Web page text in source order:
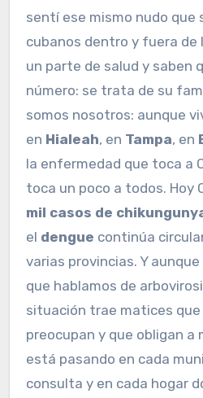
sentí ese mismo nudo que
cubanos dentro y fuera de
un parte de salud y saben
número: se trata de su
somos nosotros: aunque
en Hialeah, en Tampa, en
la enfermedad que toca a
toca un poco a todos. Hoy
mil casos de
el dengue continúa
varias provincias. Y
que hablamos de
situación trae matices que
preocupan y que obligan a
está pasando en cada
consulta y en cada hogar